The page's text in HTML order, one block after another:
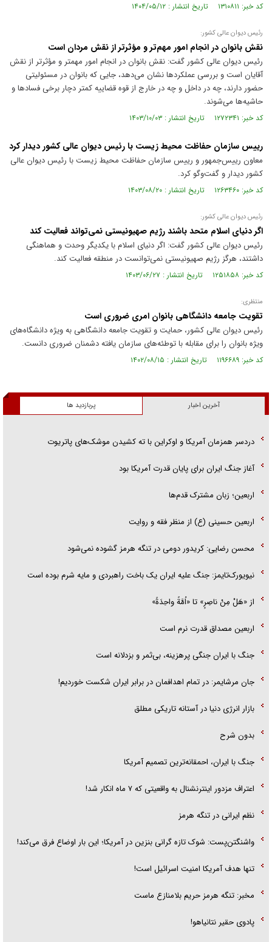
کد خبر: ۱۳۱۰۸۱۱ تاریخ انتشار : ۱۴۰۴/۰۵/۱۲
رئیس دیوان عالی کشور:
نقش بانوان در انجام امور مهم‌تر و مؤثرتر از نقش مردان است
رئیس دیوان عالی کشور گفت: نقش بانوان در انجام امور مهمتر و مؤثرتر از نقش
آقایان است و بررسی عملکردها نشان می‌دهد، جایی که بانوان در مسئولیتی
حضور دارند، چه در داخل و چه در خارج از قوه قضاییه کمتر دچار برخی فسادها و
حاشیه‌ها می‌شوند.
کد خبر: ۱۲۷۲۳۴۱ تاریخ انتشار : ۱۴۰۳/۱۰/۰۳
رییس سازمان حفاظت محیط ‌زیست با رئیس دیوان عالی کشور دیدار کرد
معاون رییس‌جمهور و رییس سازمان حفاظت محیط ‌زیست با رئیس دیوان عالی
کشور دیدار و گفت‌وگو کرد.
کد خبر: ۱۲۶۳۴۶۰ تاریخ انتشار : ۱۴۰۳/۰۸/۲۰
رئیس دیوان عالی کشور:
اگر دنیای اسلام متحد باشند رژیم صهیونیستی نمی‌تواند فعالیت کند
رئیس دیوان عالی کشور گفت: اگر دنیای اسلام با یکدیگر وحدت و هماهنگی
داشتند، هرگز رژیم صهیونیستی نمی‌توانست در منطقه فعالیت کند.
کد خبر: ۱۲۵۱۸۵۸ تاریخ انتشار : ۱۴۰۳/۰۶/۲۷
منتظری:
تقویت جامعه دانشگاهی بانوان امری ضروری است
رئیس دیوان عالی کشور، حمایت و تقویت جامعه دانشگاهی به ویژه دانشگاه‌های
ویژه بانوان را برای مقابله با توطئه‌های سازمان یافته دشمنان ضروری دانست.
کد خبر: ۱۱۹۶۶۸۹ تاریخ انتشار : ۱۴۰۲/۰۸/۱۵
آخرین اخبار پربازدید ها
دردسر همزمان آمریکا و اوکراین با ته کشیدن موشک‌های پاتریوت
آغاز جنگ ایران برای پایان قدرت آمریکا بود
اربعین؛ زبان مشترک قدم‌ها
اربعین حسینی (ع) از منظر فقه و روایت
محسن رضایی: کریدور دومی در تنگه هرمز گشوده نمی‌شود
نیویورک‌تایمز: جنگ علیه ایران یک باخت راهبردی و مایه شرم بوده است
از «هَلْ مِنْ ناصِرٍ» تا «اُمَّةً واحِدَةً»
اربعین مصداق قدرت نرم است
جنگ با ایران جنگی پرهزینه، بی‌ثمر و بزدلانه است
جان مرشایمر: در تمام اهدافمان در برابر ایران شکست خوردیم!
بازار انرژی دنیا در آستانه تاریکی مطلق
بدون شرح
جنگ با ایران، احمقانه‌ترین تصمیم آمریکا
اعتراف مزدور اینترنشنال به واقعیتی که ۷ ماه انکار شد!
نظم ایرانی در تنگه هرمز
واشنگتن‌پست: شوک تازه گرانی بنزین در آمریکا؛ این بار اوضاع فرق می‌کند!
تنها هدف آمریکا امنیت اسرائیل است!
مخبر: تنگه هرمز حریم بلامنازع ماست
پادوی حقیر نتانیاهو!